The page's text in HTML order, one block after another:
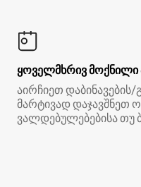
ყოველმხრივ მოქნილი
აირჩიეთ
მარტივად დაჯავშნეთ
ვალდებულებებისა თუ